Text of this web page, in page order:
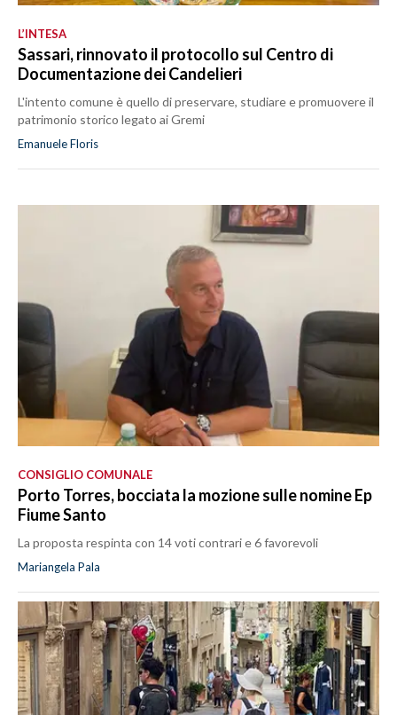
L’INTESA
Sassari, rinnovato il protocollo sul Centro di
Documentazione dei Candelieri
L'intento comune è quello di preservare, studiare e promuovere il
patrimonio storico legato ai Gremi
Emanuele Floris
CONSIGLIO COMUNALE
Porto Torres, bocciata la mozione sulle nomine Ep
Fiume Santo
La proposta respinta con 14 voti contrari e 6 favorevoli
Mariangela Pala